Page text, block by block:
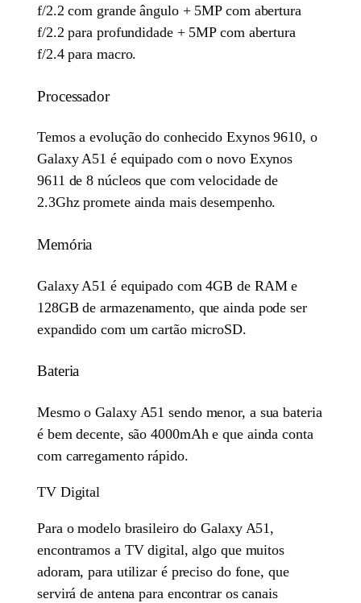
f/2.2 com grande ângulo + 5MP com abertura
f/2.2 para profundidade + 5MP com abertura
f/2.4 para macro.
Processador
Temos a evolução do conhecido Exynos 9610, o
Galaxy A51 é equipado com o novo Exynos
9611 de 8 núcleos que com velocidade de
2.3Ghz promete ainda mais desempenho.
Memória
Galaxy A51 é equipado com 4GB de RAM e
128GB de armazenamento, que ainda pode ser
expandido com um cartão microSD.
Bateria
Mesmo o Galaxy A51 sendo menor, a sua bateria
é bem decente, são 4000mAh e que ainda conta
com carregamento rápido.
TV Digital
Para o modelo brasileiro do Galaxy A51,
encontramos a TV digital, algo que muitos
adoram, para utilizar é preciso do fone, que
servirá de antena para encontrar os canais